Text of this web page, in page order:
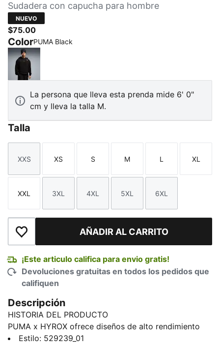
Sudadera con capucha para hombre
NUEVO
$75.00
ColorPUMA Black
PUMA Black
La persona que lleva esta prenda mide 6' 0"
cm y lleva la talla M.
Talla
Talla
XXS
Talla
XS
Talla
S
Talla
M
Talla
L
Talla
XL
Talla
XXL
Talla
3XL
Talla
4XL
Talla
5XL
Talla
6XL
Añadir a la lista de deseosAÑADIR AL CARRITO
¡Este articulo califica para envio gratis!
Devoluciones gratuitas en todos los pedidos que
califiquen
Descripción
HISTORIA DEL PRODUCTO
PUMA x HYROX ofrece diseños de alto rendimiento
específicamente seleccionados para la carrera de
Estilo: 529239_01